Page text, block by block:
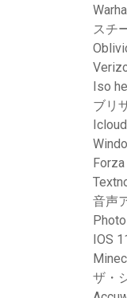
スチ
Iso
ブリ
音声
IOS
ザ・